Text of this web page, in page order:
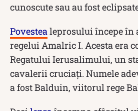
cunoscute sau au fost
Povestealeprosului începe în
regelui Amalric I. Acesta era
Regatului Ierusalimului, un
cavalerii cruciați. Numele
a fost Balduin, viitorul rege